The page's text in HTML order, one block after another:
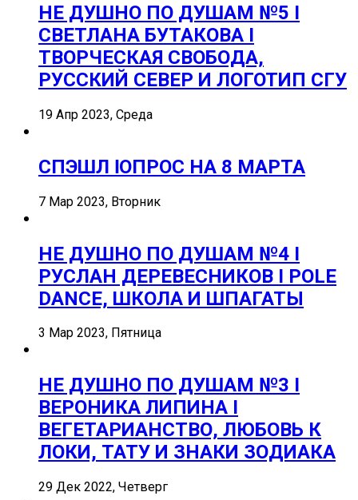
НЕ ДУШНО ПО ДУШАМ №5 I
СВЕТЛАНА БУТАКОВА I
ТВОРЧЕСКАЯ СВОБОДА,
РУССКИЙ СЕВЕР И ЛОГОТИП СГУ
19 Апр 2023, Среда
СПЭШЛ ӏ ОПРОС НА 8 МАРТА
7 Мар 2023, Вторник
НЕ ДУШНО ПО ДУШАМ №4 I
РУСЛАН ДЕРЕВЕСНИКОВ I POLE
DANCE, ШКОЛА И ШПАГАТЫ
3 Мар 2023, Пятница
НЕ ДУШНО ПО ДУШАМ №3 I
ВЕРОНИКА ЛИПИНА I
ВЕГЕТАРИАНСТВО, ЛЮБОВЬ К
ЛОКИ, ТАТУ И ЗНАКИ ЗОДИАКА
29 Дек 2022, Четверг